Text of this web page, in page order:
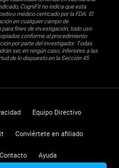
CogniFit no indica que esta
médico certicado por la FDA. El
en cualquier campo de
fines de investigación, todo uso
conforme al procedimiento
por parte del investigador. Todas
ser, en ningún caso, inferiores a las
de lo dispuesto en la Sección 45
Equipo Directivo
Conviértete en afiliado
Contacto Ayuda